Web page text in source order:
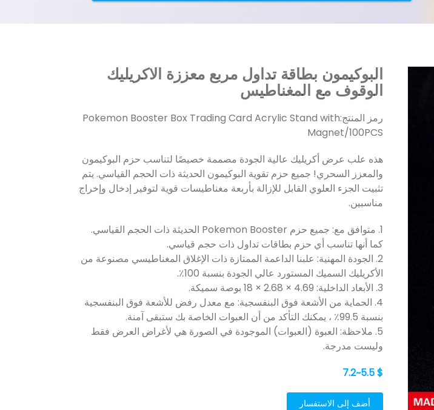
البوكيمون بطاقة تداول مربع معززة الاكريليك
الوقوف مع المغناطيس
رمز المنتج:Pokemon Booster Box Trading Card Acrylic Stand with
Magnet/100PCS
هذه علب عرض أكريليك عالية الجودة مصممة خصيصًا لتناسب حزم البوكيمون
والمعزز السحري! جميع حزم تقوية البوكيمون الحديثة ذات الحجم القياسي. يتم
تثبيت الجزء العلوي القابل للإزالة بأربعة مغناطيسات قوية لتوفير إدخال وإخراج
مناسبين.
1. متوافق مع: جميع حزم Pokemon Booster الحديثة ذات الحجم القياسي.
كما أنها تناسب أي حزم بطاقات تداول ذات حجم قياسي.
2. الجودة المهنية: علبنا الداعمة الممتازة ذات الإغلاق المغناطيسي مصنوعة من
الأكريليك السميك المستورد عالي الجودة بنسبة 100٪.
3. الأبعاد الداخلية: 4.69 × 2.68 × 18 بوصة سميكة.
4. الحماية من الأشعة فوق البنفسجية: مع معدل رفض للأشعة فوق البنفسجية
بنسبة 99.5٪ ، يمكنك التأكد من أن العبوات الخاصة بك ستبقى آمنة.
5. ملاحظة: العبوة (العبوات) الموجودة في الصورة هي لأغراض العرض فقط
وليست مدرجة.
$ 5.5~7.2
أضف إلى الاستفسار